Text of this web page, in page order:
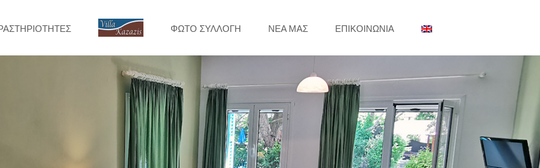
ΦΩΤΟ ΣΥΛΛΟΓΗ ΝΕΑ ΜΑΣ ΕΠΙΚΟΙΝΩΝΙΑ